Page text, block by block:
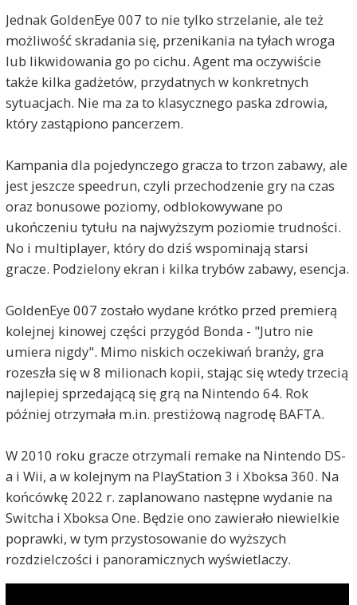
Jednak GoldenEye 007 to nie tylko strzelanie, ale też
możliwość skradania się, przenikania na tyłach wroga
lub likwidowania go po cichu. Agent ma oczywiście
także kilka gadżetów, przydatnych w konkretnych
sytuacjach. Nie ma za to klasycznego paska zdrowia,
który zastąpiono pancerzem.
Kampania dla pojedynczego gracza to trzon zabawy, ale
jest jeszcze speedrun, czyli przechodzenie gry na czas
oraz bonusowe poziomy, odblokowywane po
ukończeniu tytułu na najwyższym poziomie trudności.
No i multiplayer, który do dziś wspominają starsi
gracze. Podzielony ekran i kilka trybów zabawy, esencja.
GoldenEye 007 zostało wydane krótko przed premierą
kolejnej kinowej części przygód Bonda - "Jutro nie
umiera nigdy". Mimo niskich oczekiwań branży, gra
rozeszła się w 8 milionach kopii, stając się wtedy trzecią
najlepiej sprzedającą się grą na Nintendo 64. Rok
później otrzymała m.in. prestiżową nagrodę BAFTA.
W 2010 roku gracze otrzymali remake na Nintendo DS-
a i Wii, a w kolejnym na PlayStation 3 i Xboksa 360. Na
końcówkę 2022 r. zaplanowano następne wydanie na
Switcha i Xboksa One. Będzie ono zawierało niewielkie
poprawki, w tym przystosowanie do wyższych
rozdzielczości i panoramicznych wyświetlaczy.